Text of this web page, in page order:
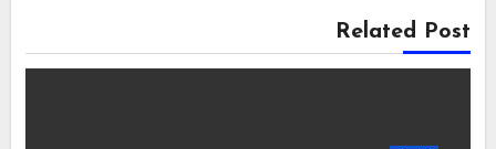
Related Post